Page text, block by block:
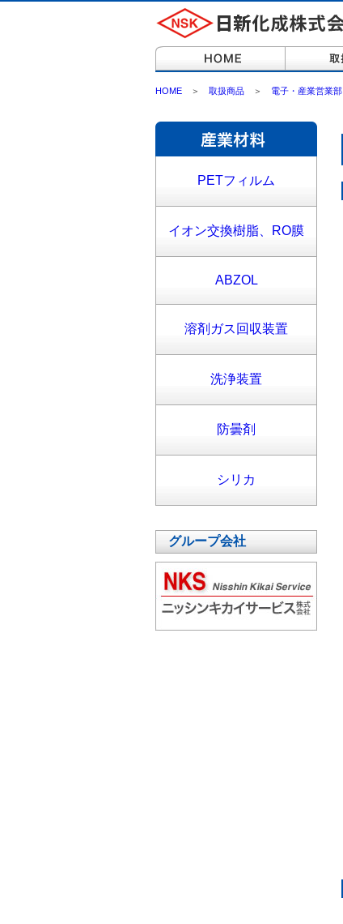
HOME ＞ 取扱商品 ＞ 電子・産業営業部
PETフィルム
イオン交換樹脂、RO膜
ABZOL
溶剤ガス回収装置
洗浄装置
防曇剤
シリカ
グループ会社